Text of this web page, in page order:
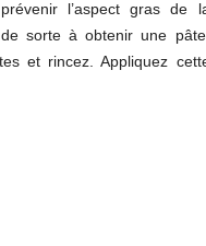
l’aspect gras de
sorte à obtenir une pâte.
et rincez. Appliquez